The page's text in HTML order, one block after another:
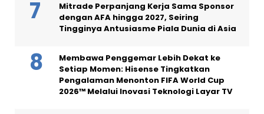
Mitrade Perpanjang Kerja Sama Sponsor
dengan AFA hingga 2027, Seiring
Tingginya Antusiasme Piala Dunia di Asia
Membawa Penggemar Lebih Dekat ke
Setiap Momen: Hisense Tingkatkan
Pengalaman Menonton FIFA World Cup
2026™ Melalui Inovasi Teknologi Layar TV